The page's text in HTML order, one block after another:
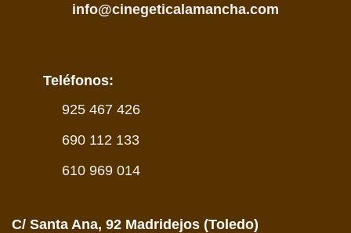
info@cinegeticalamancha.com
Teléfonos:
925 467 426
690 112 133
610 969 014
C/ Santa Ana, 92 Madridejos (Toledo)